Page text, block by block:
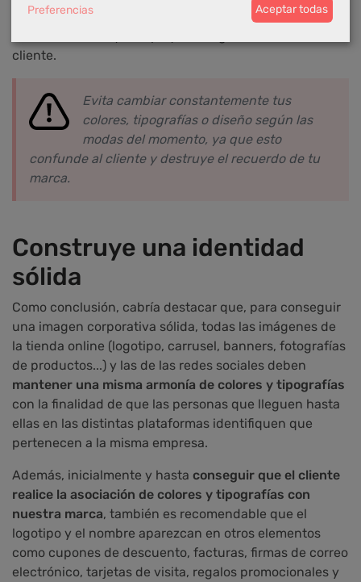
La coherencia debe mantenerse desde el primer clic
cliente.
Evita cambiar constantemente tus
colores, tipografías o diseño según las
modas del momento, ya que esto
confunde al cliente y destruye el recuerdo de tu
marca.
Construye una identidad
sólida
Como conclusión, cabría destacar que, para conseguir
una imagen corporativa sólida, todas las imágenes de
la tienda online (logotipo, carrusel, banners, fotografías
de productos...) y las de las redes sociales deben
mantener una misma armonía de colores y tipografías
con la finalidad de que las personas que lleguen hasta
ellas en las distintas plataformas identifiquen que
pertenecen a la misma empresa.
Además, inicialmente y hasta conseguir que el cliente
realice la asociación de colores y tipografías con
nuestra marca, también es recomendable que el
logotipo y el nombre aparezcan en otros elementos
como cupones de descuento, facturas, firmas de correo
electrónico, tarjetas de visita, regalos promocionales y
Preferencias Aceptar todas